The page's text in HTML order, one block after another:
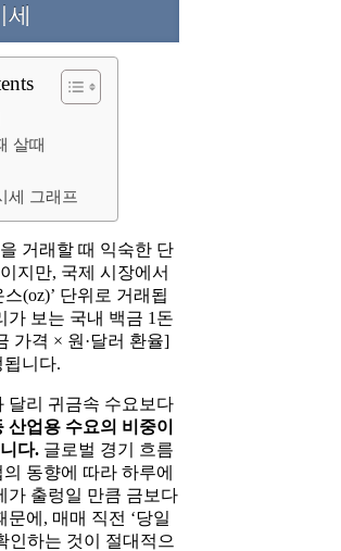
세
살때
세 그래프
거래할 때 익숙한 단
이지만, 국제 시장에서
(oz)’ 단위로 거래됩
가 보는 국내 백금 1돈
가격 × 원·달러 환율]
니다.
달리 귀금속 수요보다
산업용 수요의 비중이
다. 글로벌 경기 흐름
동향에 따라 하루에
가 출렁일 만큼 금보다
문에, 매매 직전 ‘당일
인하는 것이 절대적으